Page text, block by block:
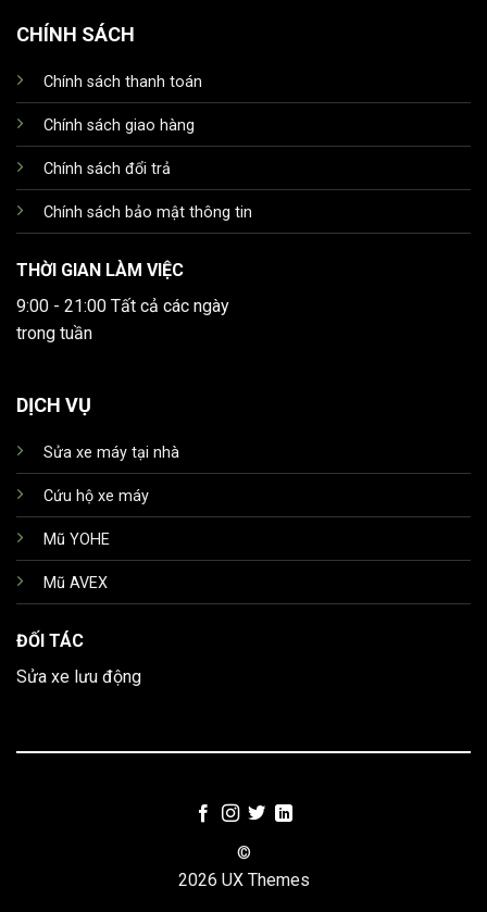
CHÍNH SÁCH
Chính sách thanh toán
Chính sách giao hàng
Chính sách đổi trả
Chính sách bảo mật thông tin
THỜI GIAN LÀM VIỆC
9:00 - 21:00 Tất cả các ngày
trong tuần
DỊCH VỤ
Sửa xe máy tại nhà
Cứu hộ xe máy
Mũ YOHE
Mũ AVEX
ĐỐI TÁC
Sửa xe lưu động
©
2026 UX Themes